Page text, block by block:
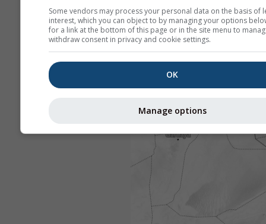
Some vendors may process your personal data on the basis of
interest, which you can object to by managing your options
for a link at the bottom of this page or in the site menu to
withdraw consent in privacy and cookie settings.
OK
Manage options